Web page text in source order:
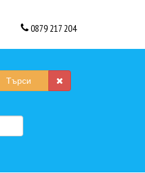
0879 217 204
Търси